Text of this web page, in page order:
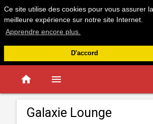
Ce site utilise des cookies pour vous assurer la
meilleure expérience sur notre site Internet.
Apprendre encore plus.
D'accord
home menu
Galaxie Lounge